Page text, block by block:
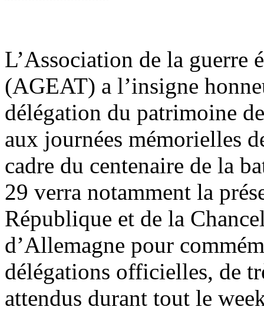
L’Association de la guerre
(AGEAT) a l’insigne
délégation du patrimoine
aux journées mémorielles
cadre du centenaire de la
29 verra notamment la
République et de la
d’Allemagne pour
délégations officielles, de
attendus durant tout le